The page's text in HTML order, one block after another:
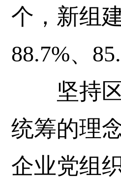
个，新组
88.7%、
坚持区
统筹的理
企业党组